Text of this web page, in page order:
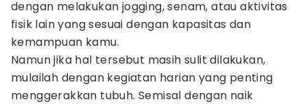
dengan melakukan jogging, senam, atau aktivitas
fisik lain yang sesuai dengan kapasitas dan
kemampuan kamu.
Namun jika hal tersebut masih sulit dilakukan,
mulailah dengan kegiatan harian yang penting
menggerakkan tubuh. Semisal dengan naik